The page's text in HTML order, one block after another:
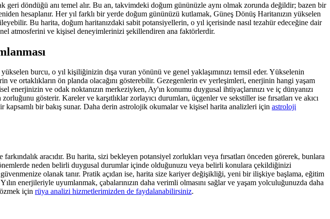
geri döndüğü anı temel alır. Bu an, takvimdeki doğum gününüzle aynı olmak zorunda değildir; bazen bir
hesaplanır. Her yıl farklı bir yerde doğum gününüzü kutlamak, Güneş Dönüş Haritanızın yükselen
Bu harita, doğum haritanızdaki sabit potansiyellerin, o yıl içerisinde nasıl tezahür edeceğine dair
atmosferini ve kişisel deneyimlerinizi şekillendiren ana faktörlerdir.
burcu, o yıl kişiliğinizin dışa vuran yönünü ve genel yaklaşımınızı temsil eder. Yükselenin
ortaklıkların ön planda olacağını gösterebilir. Gezegenlerin ev yerleşimleri, enerjinin hangi yaşam
enerjinizin ve odak noktanızın merkeziyken, Ay'ın konumu duygusal ihtiyaçlarınızı ve iç dünyanızı
gösterir. Kareler ve karşıtlıklar zorlayıcı durumları, üçgenler ve sekstiller ise fırsatları ve akıcı
bir bakış sunar. Daha derin astrolojik okumalar ve kişisel harita analizleri için astroloji
aracıdır. Bu harita, sizi bekleyen potansiyel zorlukları veya fırsatları önceden görerek, bunlara
neden belirli duygusal durumlar içinde olduğunuzu veya belirli konulara çekildiğinizi
olanak tanır. Pratik açıdan ise, harita size kariyer değişikliği, yeni bir ilişkiye başlama, eğitim
enerjileriyle uyumlanmak, çabalarınızın daha verimli olmasını sağlar ve yaşam yolculuğunuzda daha
için rüya analizi hizmetlerimizden de faydalanabilirsiniz.